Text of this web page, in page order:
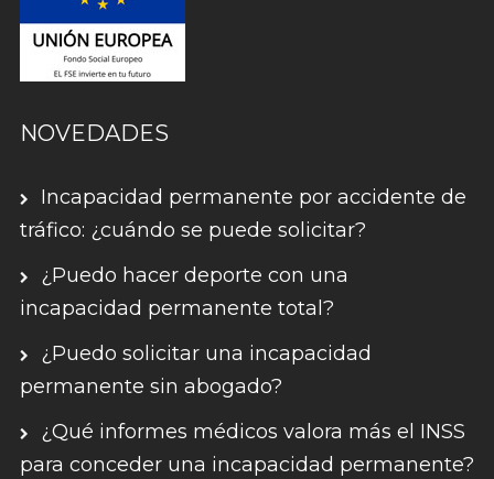
NOVEDADES
Incapacidad permanente por accidente de
tráfico: ¿cuándo se puede solicitar?
¿Puedo hacer deporte con una
incapacidad permanente total?
¿Puedo solicitar una incapacidad
permanente sin abogado?
¿Qué informes médicos valora más el INSS
para conceder una incapacidad permanente?